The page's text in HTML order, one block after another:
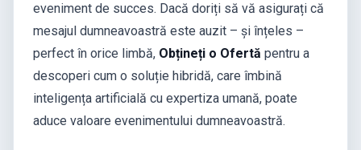
eveniment de succes. Dacă doriți să vă asigurați că
mesajul dumneavoastră este auzit – și înțeles –
perfect în orice limbă, Obțineți o Ofertă pentru a
descoperi cum o soluție hibridă, care îmbină
inteligența artificială cu expertiza umană, poate
aduce valoare evenimentului dumneavoastră.